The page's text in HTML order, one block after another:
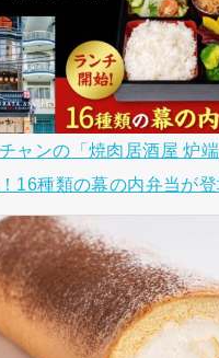
ャンの「焼肉居酒屋 炉
16種類の幕の内弁当が